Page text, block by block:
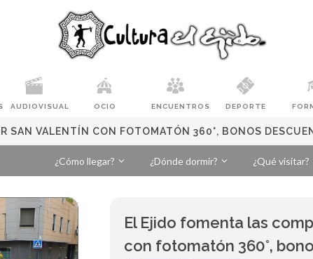
AUDIOVISUAL OCIO ENCUENTROS DEPORTE
SAN VALENTÍN CON FOTOMATÓN 360°, BONOS
¿Cómo llegar? ¿Dónde dormir? ¿Qué visitar?
El Ejido fomenta las
con fotomatón 360°,